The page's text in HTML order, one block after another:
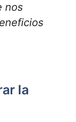
nos
la